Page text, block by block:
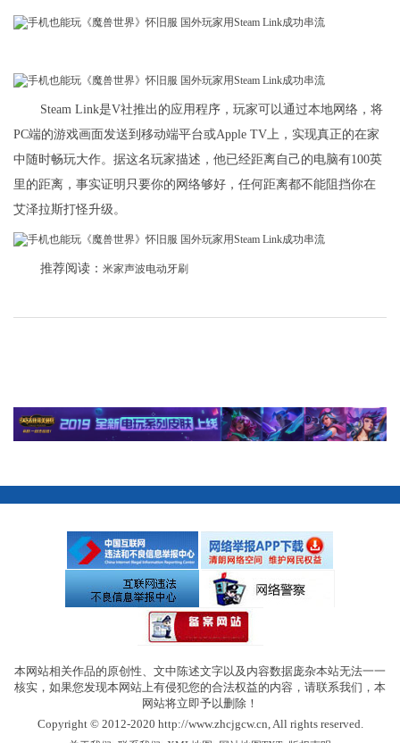
Steam Link是V社推出的应用程序，玩家可以通过本地网络，将
PC端的游戏画面发送到移动端平台或Apple TV上，实现真正的在家
中随时畅玩大作。据这名玩家描述，他已经距离自己的电脑有100英
里的距离，事实证明只要你的网络够好，任何距离都不能阻挡你在
艾泽拉斯打怪升级。
推荐阅读： 米家声波电动牙刷
本网站相关作品的原创性、文中陈述文字以及内容数据庞杂本站无法一一
核实，如果您发现本网站上有侵犯您的合法权益的内容，请联系我们，本
网站将立即予以删除！
Copyright © 2012-2020 http://www.zhcjgcw.cn, All rights reserved.